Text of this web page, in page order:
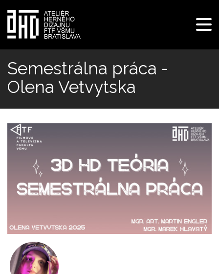
Skočiť
na
hlavný
obsah
Semestrálna práca -
Olena Vetvytska